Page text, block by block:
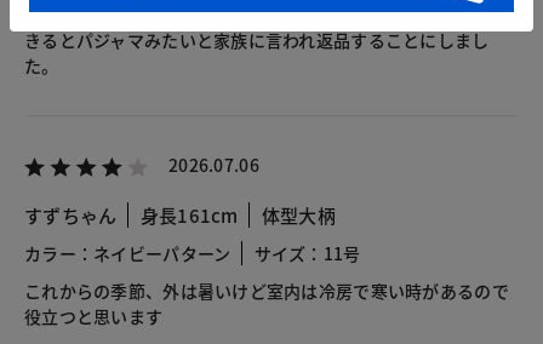
明るい色で好みでした。かっこよく着たかったのですが、私が
きるとパジャマみたいと家族に言われ返品することにしまし
た。
2026.07.06
すずちゃん 身長161cm 体型大柄
カラー：ネイビーパターン
サイズ：11号
これからの季節、外は暑いけど室内は冷房で寒い時があるので
役立つと思います